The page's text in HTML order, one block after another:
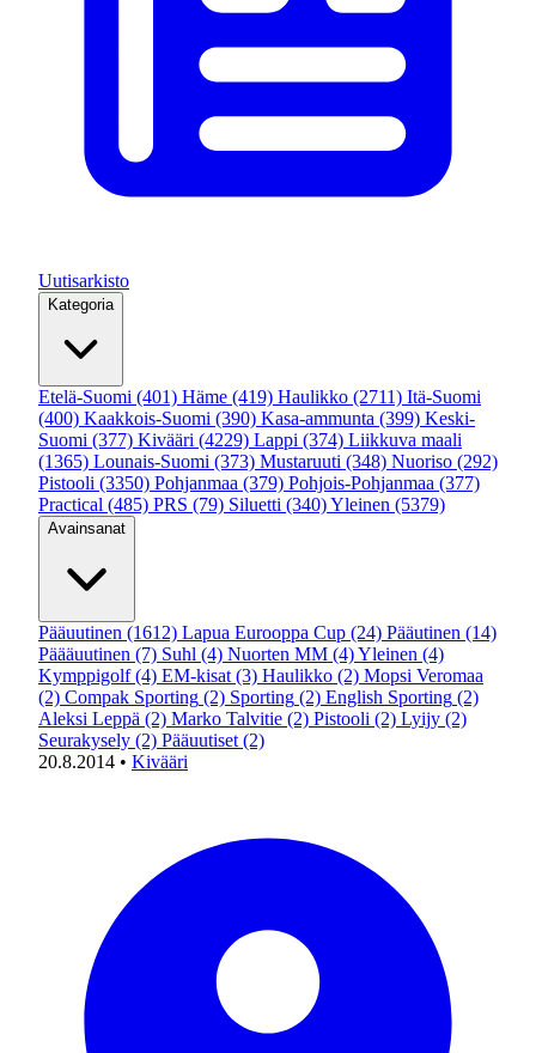
Uutisarkisto
Kategoria
Etelä-Suomi (401) Häme (419) Haulikko (2711) Itä-Suomi
(400) Kaakkois-Suomi (390) Kasa-ammunta (399) Keski-
Suomi (377) Kivääri (4229) Lappi (374) Liikkuva maali
(1365) Lounais-Suomi (373) Mustaruuti (348) Nuoriso (292)
Pistooli (3350) Pohjanmaa (379) Pohjois-Pohjanmaa (377)
Practical (485) PRS (79) Siluetti (340)Yleinen (5379)
Avainsanat
Pääuutinen (1612) Lapua Eurooppa Cup (24) Pääutinen (14)
Päääuutinen (7) Suhl (4) Nuorten MM (4)Yleinen (4)
Kymppigolf (4) EM-kisat (3) Haulikko (2) Mopsi Veromaa
(2) Compak Sporting (2) Sporting (2) English Sporting (2)
Aleksi Leppä (2) Marko Talvitie (2) Pistooli (2) Lyijy (2)
Seurakysely (2) Pääuutiset (2)
20.8.2014 • Kivääri